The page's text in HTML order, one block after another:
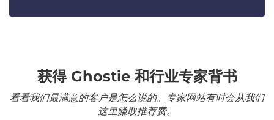
获得 Ghostie 和行业专家背书
看看我们最满意的客户是怎么说的。专家网站有时会从我们
这里赚取推荐费。